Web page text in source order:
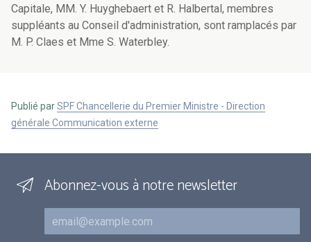
Capitale, MM. Y. Huyghebaert et R. Halbertal, membres
suppléants au Conseil d'administration, sont ramplacés par
M. P. Claes et Mme S. Waterbley.
Publié parSPF Chancellerie du Premier Ministre - Direction
générale Communication externe
Abonnez-vous à notre newsletter
Courriel